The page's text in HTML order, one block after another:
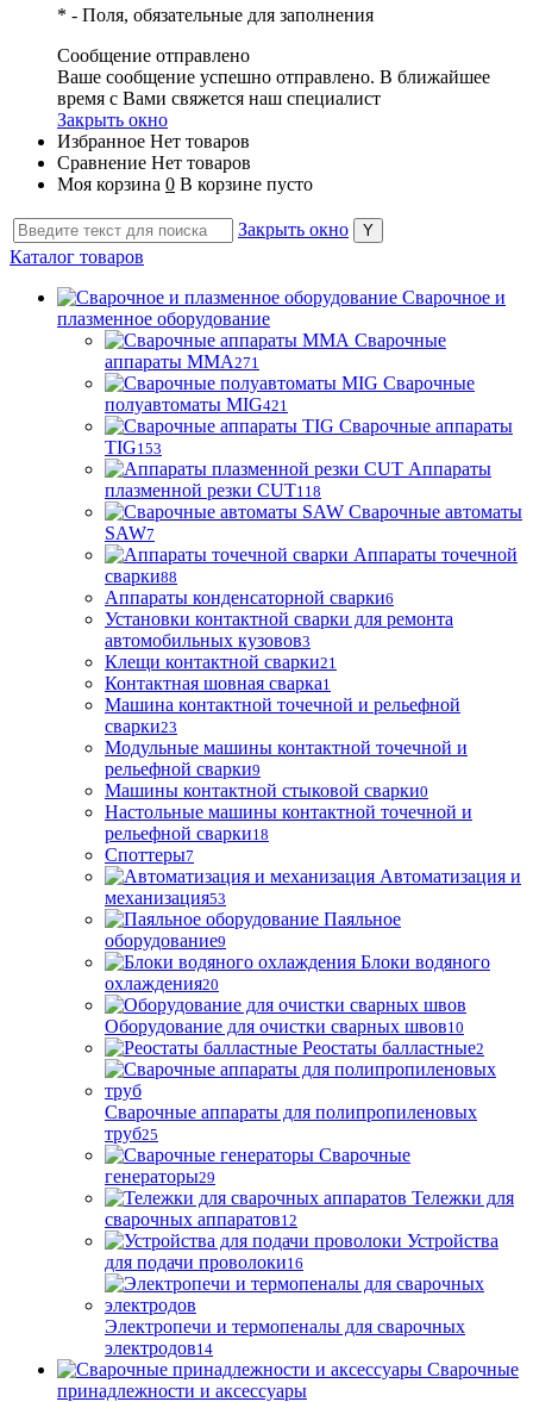
* - Поля, обязательные для заполнения
Сообщение отправлено
Ваше сообщение успешно отправлено. В ближайшее
время с Вами свяжется наш специалист
Закрыть окно
Избранное Нет товаров
Сравнение Нет товаров
Моя корзина 0 В корзине пусто
Закрыть окно
Каталог товаров
Сварочное и
плазменное оборудование
Сварочные
аппараты MMA271
Сварочные
полуавтоматы MIG421
Сварочные аппараты
TIG153
Аппараты
плазменной резки CUT118
Сварочные автоматы
SAW7
Аппараты точечной
сварки88
Аппараты конденсаторной сварки6
Установки контактной сварки для ремонта
автомобильных кузовов3
Клещи контактной сварки21
Контактная шовная сварка1
Машина контактной точечной и рельефной
сварки23
Модульные машины контактной точечной и
рельефной сварки9
Машины контактной стыковой сварки0
Настольные машины контактной точечной и
рельефной сварки18
Споттеры7
Автоматизация и
механизация53
Паяльное
оборудование9
Блоки водяного
охлаждения20
Оборудование для очистки сварных швов10
Реостаты балластные2
Сварочные аппараты для полипропиленовых
труб25
Сварочные
генераторы29
Тележки для
сварочных аппаратов12
Устройства
для подачи проволоки16
Электропечи и термопеналы для сварочных
электродов14
Сварочные
принадлежности и аксессуары